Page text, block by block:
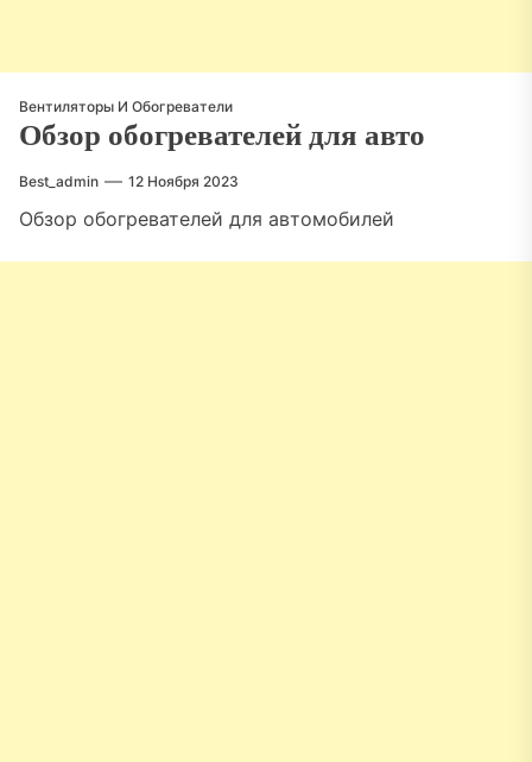
Вентиляторы И Обогреватели
Обзор обогревателей для авто
Best_admin 12 Ноября 2023
Обзор обогревателей для автомобилей